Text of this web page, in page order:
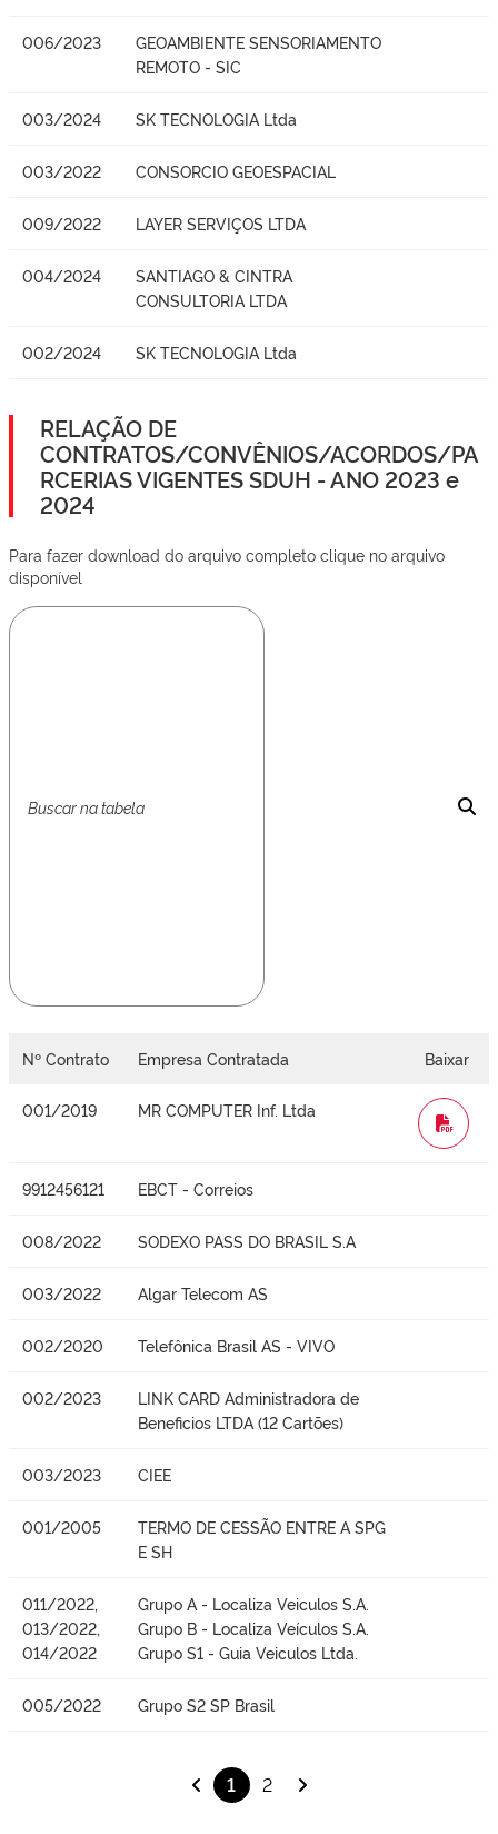
006/2023
GEOAMBIENTE SENSORIAMENTO
REMOTO - SIC
003/2024 SK TECNOLOGIA Ltda
003/2022 CONSORCIO GEOESPACIAL
009/2022 LAYER SERVIÇOS LTDA
004/2024
SANTIAGO & CINTRA
CONSULTORIA LTDA
002/2024 SK TECNOLOGIA Ltda
RELAÇÃO DE
CONTRATOS/CONVÊNIOS/ACORDOS/PA
RCERIAS VIGENTES SDUH - ANO 2023 e
2024
Para fazer download do arquivo completo clique no arquivo
disponível
Nº Contrato Empresa Contratada Baixar
001/2019 MR COMPUTER Inf. Ltda
WORD
9912456121 EBCT - Correios
008/2022 SODEXO PASS DO BRASIL S.A
003/2022 Algar Telecom AS
002/2020 Telefônica Brasil AS - VIVO
002/2023
LINK CARD Administradora de
Beneficios LTDA (12 Cartões)
003/2023 CIEE
001/2005
TERMO DE CESSÃO ENTRE A SPG
E SH
011/2022,
013/2022,
014/2022
Grupo A - Localiza Veiculos S.A.
Grupo B - Localiza Veículos S.A.
Grupo S1 - Guia Veiculos Ltda.
005/2022 Grupo S2 SP Brasil
1 2